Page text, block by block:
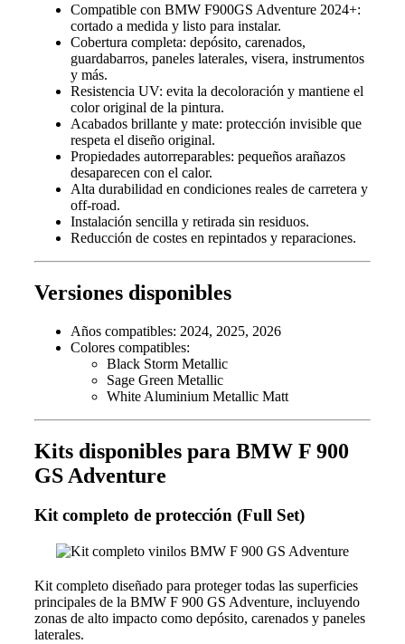
Compatible con BMW F900GS Adventure 2024+:
cortado a medida y listo para instalar.
Cobertura completa: depósito, carenados,
guardabarros, paneles laterales, visera, instrumentos
y más.
Resistencia UV: evita la decoloración y mantiene el
color original de la pintura.
Acabados brillante y mate: protección invisible que
respeta el diseño original.
Propiedades autorreparables: pequeños arañazos
desaparecen con el calor.
Alta durabilidad en condiciones reales de carretera y
off-road.
Instalación sencilla y retirada sin residuos.
Reducción de costes en repintados y reparaciones.
Versiones disponibles
Años compatibles: 2024, 2025, 2026
Colores compatibles:
Black Storm Metallic
Sage Green Metallic
White Aluminium Metallic Matt
Kits disponibles para BMW F 900
GS Adventure
Kit completo de protección (Full Set)
Kit completo diseñado para proteger todas las superficies
principales de la BMW F 900 GS Adventure, incluyendo
zonas de alto impacto como depósito, carenados y paneles
laterales.